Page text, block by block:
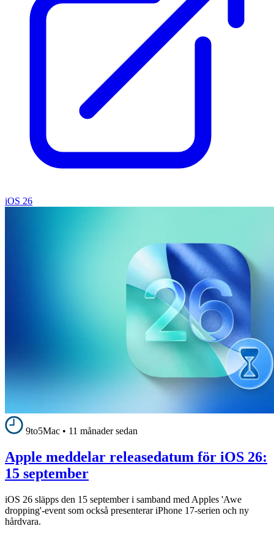
iOS 26
9to5Mac • 11 månader sedan
Apple meddelar releasedatum för iOS 26:
15 september
iOS 26 släpps den 15 september i samband med Apples 'Awe
dropping'-event som också presenterar iPhone 17-serien och ny
hårdvara.